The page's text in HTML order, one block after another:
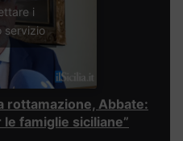
i
servizio
rottamazione, Abbate:
famiglie siciliane”